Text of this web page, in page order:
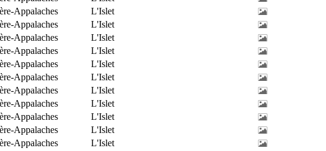
Appalaches
L'Islet
Appalaches
L'Islet
Appalaches
L'Islet
Appalaches
L'Islet
Appalaches
L'Islet
Appalaches
L'Islet
Appalaches
L'Islet
Appalaches
L'Islet
Appalaches
L'Islet
Appalaches
L'Islet
Appalaches L'Islet